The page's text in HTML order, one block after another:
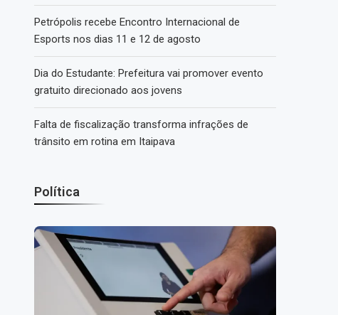
Petrópolis recebe Encontro Internacional de
Esports nos dias 11 e 12 de agosto
Dia do Estudante: Prefeitura vai promover evento
gratuito direcionado aos jovens
Falta de fiscalização transforma infrações de
trânsito em rotina em Itaipava
Política